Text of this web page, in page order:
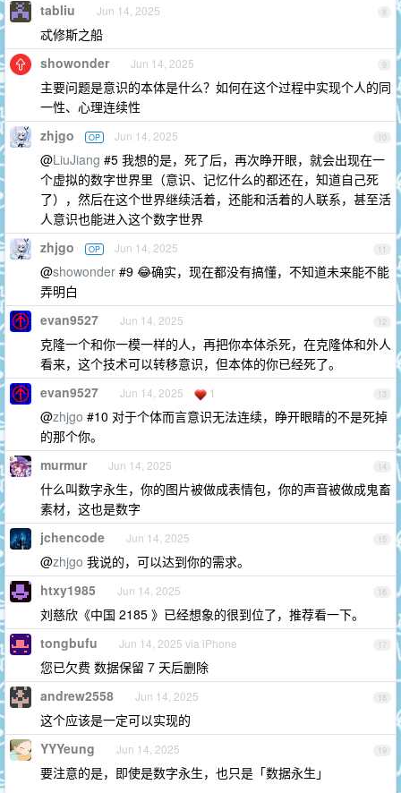
8
tabliu Jun 14, 2025
忒修斯之船
9
showonder Jun 14, 2025
主要问题是意识的本体是什么？如何在这个过程中实现个人的同
一性、心理连续性
10
zhjgo OP Jun 14, 2025
@LiuJiang #5 我想的是，死了后，再次睁开眼，就会出现在一
个虚拟的数字世界里（意识、记忆什么的都还在，知道自己死
了），然后在这个世界继续活着，还能和活着的人联系，甚至活
人意识也能进入这个数字世界
11
zhjgo OP Jun 14, 2025
@showonder #9 😂确实，现在都没有搞懂，不知道未来能不能
弄明白
12
evan9527 Jun 14, 2025
克隆一个和你一模一样的人，再把你本体杀死，在克隆体和外人
看来，这个技术可以转移意识，但本体的你已经死了。
13
evan9527 Jun 14, 2025 1
@zhjgo #10 对于个体而言意识无法连续，睁开眼睛的不是死掉
的那个你。
14
murmur Jun 14, 2025
什么叫数字永生，你的图片被做成表情包，你的声音被做成鬼畜
素材，这也是数字
15
jchencode Jun 14, 2025
@zhjgo 我说的，可以达到你的需求。
16
htxy1985 Jun 14, 2025
刘慈欣《中国 2185 》已经想象的很到位了，推荐看一下。
17
tongbufu Jun 14, 2025 via iPhone
您已欠费 数据保留 7 天后删除
18
andrew2558 Jun 14, 2025
这个应该是一定可以实现的
19
YYYeung Jun 14, 2025
要注意的是，即使是数字永生，也只是「数据永生」